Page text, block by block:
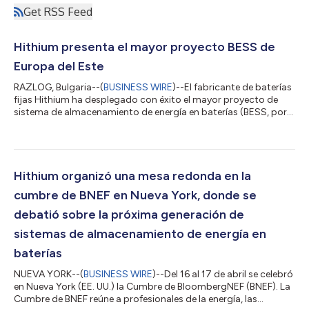
Get RSS Feed
Hithium presenta el mayor proyecto BESS de
Europa del Este
RAZLOG, Bulgaria--(BUSINESS WIRE)--El fabricante de baterías
fijas Hithium ha desplegado con éxito el mayor proyecto de
sistema de almacenamiento de energía en baterías (BESS, por
almacenamiento fue realizado íntegramente por la empresa de
sudoeste de Bulgaria, donde se encuentra emplazado el
proyecto. La nueva i...
Hithium organizó una mesa redonda en la
cumbre de BNEF en Nueva York, donde se
debatió sobre la próxima generación de
sistemas de almacenamiento de energía en
baterías
NUEVA YORK--(BUSINESS WIRE)--Del 16 al 17 de abril se celebró
en Nueva York (EE. UU.) la Cumbre de BloombergNEF (BNEF). La
Cumbre de BNEF reúne a profesionales de la energía, las